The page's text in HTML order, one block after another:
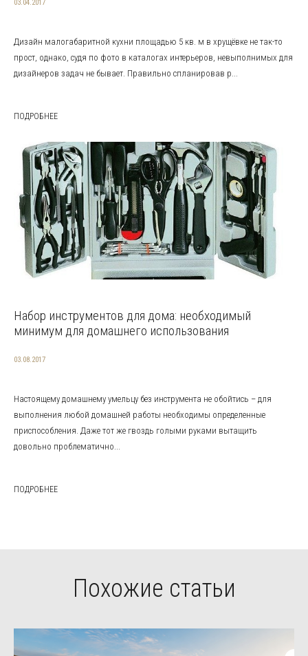
03.04.2017
Дизайн малогабаритной кухни площадью 5 кв. м в хрущёвке не так-то
прост, однако, судя по фото в каталогах интерьеров, невыполнимых для
дизайнеров задач не бывает. Правильно спланировав р...
ПОДРОБНЕЕ
Набор инструментов для дома: необходимый
минимум для домашнего использования
03.08.2017
Настоящему домашнему умельцу без инструмента не обойтись – для
выполнения любой домашней работы необходимы определенные
приспособления. Даже тот же гвоздь голыми руками вытащить
довольно проблематично...
ПОДРОБНЕЕ
Похожие статьи